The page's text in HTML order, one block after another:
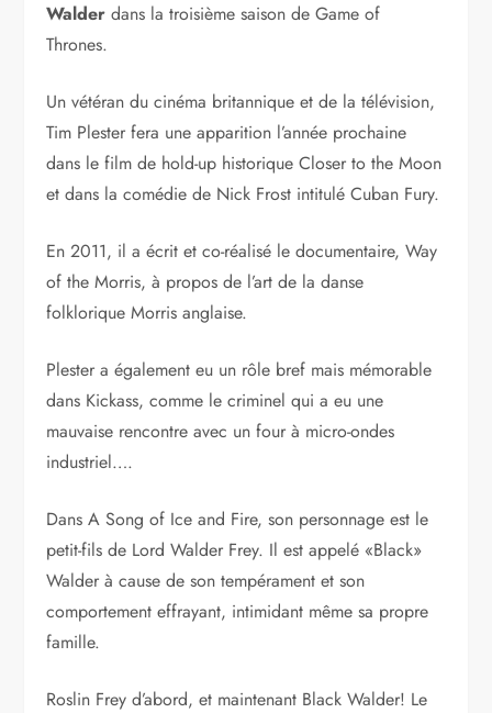
Walder dans la troisième saison de Game of
Thrones.
Un vétéran du cinéma britannique et de la télévision,
Tim Plester fera une apparition l’année prochaine
dans le film de hold-up historique Closer to the Moon
et dans la comédie de Nick Frost intitulé Cuban Fury.
En 2011, il a écrit et co-réalisé le documentaire, Way
of the Morris, à propos de l’art de la danse
folklorique Morris anglaise.
Plester a également eu un rôle bref mais mémorable
dans Kickass, comme le criminel qui a eu une
mauvaise rencontre avec un four à micro-ondes
industriel….
Dans A Song of Ice and Fire, son personnage est le
petit-fils de Lord Walder Frey. Il est appelé «Black»
Walder à cause de son tempérament et son
comportement effrayant, intimidant même sa propre
famille.
Roslin Frey d’abord, et maintenant Black Walder! Le